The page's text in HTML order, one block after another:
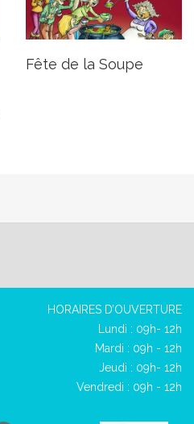
Fête de la Soupe
HORAIRES D’OUVERTURE
Lundi : 09h- 12h
Mardi : 09h - 12h
Jeudi : 09h- 12h
Vendredi : 09h - 12h